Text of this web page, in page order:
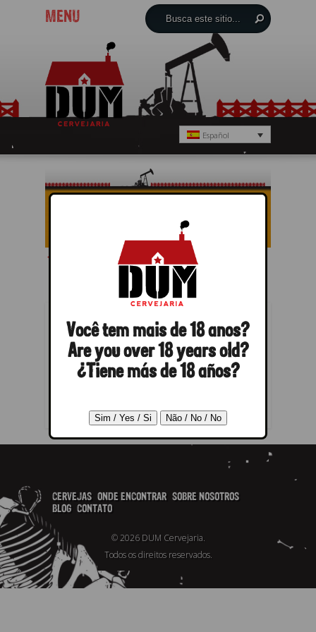
MENU
Español
← Anterior Próximo →
RESPONDER
Lo siento, debes estarconectado
CERVEJAS ONDE ENCONTRAR
SOBRE NOSOTROS
BLOG
CONTATO
© 2026 DUM Cervejaria.
Todos os direitos reservados.
Você tem mais de 18 anos?
Are you over 18 years old?
¿Tiene más de 18 años?